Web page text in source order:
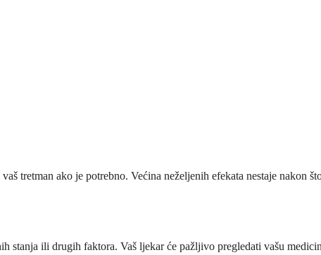
tretman ako je potrebno. Većina neželjenih efekata nestaje nakon
stanja ili drugih faktora. Vaš ljekar će pažljivo pregledati vašu